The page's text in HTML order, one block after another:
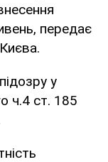
передає
у
ч.4 ст. 185